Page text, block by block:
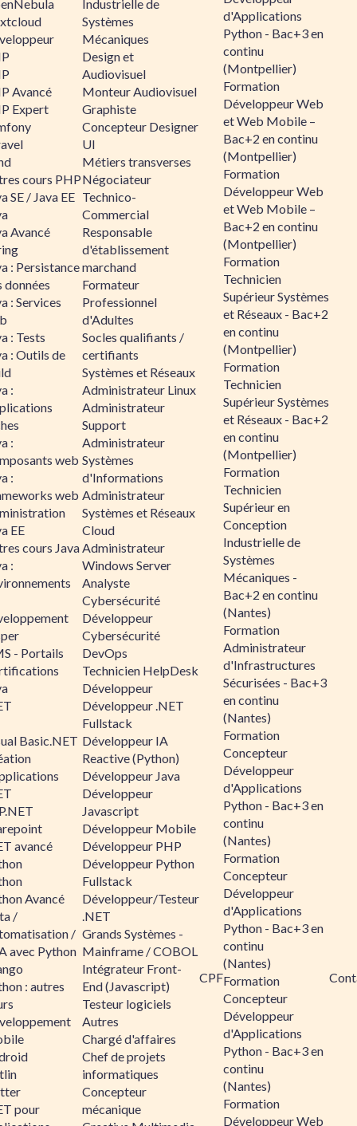
Avancé
Expert
cours PHP
SE / Java EE
Avancé
: Persistance
données
: Services
: Tests
: Outils de
:
:
web
:
web
EE
cours Java
:
- Portails
Basic.NET
avancé
Avancé
/
/
avec Python
: autres
pour
Industrielle de
Systèmes
Mécaniques
Design et
Audiovisuel
Monteur Audiovisuel
Graphiste
Concepteur Designer
UI
Métiers transverses
Négociateur
Technico-
Commercial
Responsable
d'établissement
marchand
Formateur
Professionnel
d'Adultes
Socles qualifiants /
certifiants
Systèmes et Réseaux
Administrateur Linux
Administrateur
Support
Administrateur
Systèmes
d'Informations
Administrateur
Systèmes et Réseaux
Cloud
Administrateur
Windows Server
Analyste
Cybersécurité
Développeur
Cybersécurité
DevOps
Technicien HelpDesk
Développeur
Développeur .NET
Fullstack
Développeur IA
Reactive (Python)
Développeur Java
Développeur
Javascript
Développeur Mobile
Développeur PHP
Développeur Python
Fullstack
Développeur/Testeur
.NET
Grands Systèmes -
Mainframe / COBOL
Intégrateur Front-
End (Javascript)
Testeur logiciels
Autres
Chargé d'affaires
Chef de projets
informatiques
Concepteur
mécanique
CPF
d'Applications
Python - Bac+3 en
continu
(Montpellier)
Formation
Développeur Web
et Web Mobile –
Bac+2 en continu
(Montpellier)
Formation
Développeur Web
et Web Mobile –
Bac+2 en continu
(Montpellier)
Formation
Technicien
Supérieur Systèmes
et Réseaux - Bac+2
en continu
(Montpellier)
Formation
Technicien
Supérieur Systèmes
et Réseaux - Bac+2
en continu
(Montpellier)
Formation
Technicien
Supérieur en
Conception
Industrielle de
Systèmes
Mécaniques -
Bac+2 en continu
(Nantes)
Formation
Administrateur
d'Infrastructures
Sécurisées - Bac+3
en continu
(Nantes)
Formation
Concepteur
Développeur
d'Applications
Python - Bac+3 en
continu
(Nantes)
Formation
Concepteur
Développeur
d'Applications
Python - Bac+3 en
continu
(Nantes)
Formation
Concepteur
Développeur
d'Applications
Python - Bac+3 en
continu
(Nantes)
Formation
Développeur Web